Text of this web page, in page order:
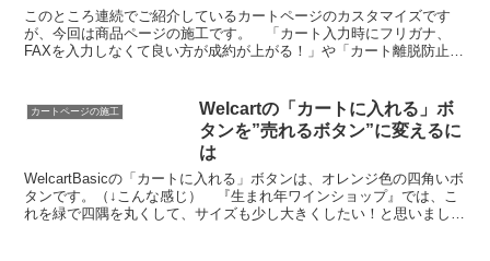
このところ連続でご紹介しているカートページのカスタマイズです
が、今回は商品ページの施工です。 「カート入力時にフリガナ、
FAXを入力しなくて良い方が成約が上がる！」や「カート離脱防止ア
カートページの施工
Welcartの「カートに入れる」ボ
タンを”売れるボタン”に変えるに
は
WelcartBasicの「カートに入れる」ボタンは、オレンジ色の四角いボ
タンです。（↓こんな感じ） 『生まれ年ワインショップ』では、こ
れを緑で四隅を丸くして、サイズも少し大きくしたい！と思いまし